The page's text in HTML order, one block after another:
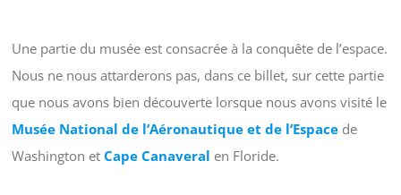
Une partie du musée est consacrée à la conquête de l’espace.
Nous ne nous attarderons pas, dans ce billet, sur cette partie
que nous avons bien découverte lorsque nous avons visité le
Musée National de l’Aéronautique et de l’Espacede
Washington et Cape Canaveral en Floride.